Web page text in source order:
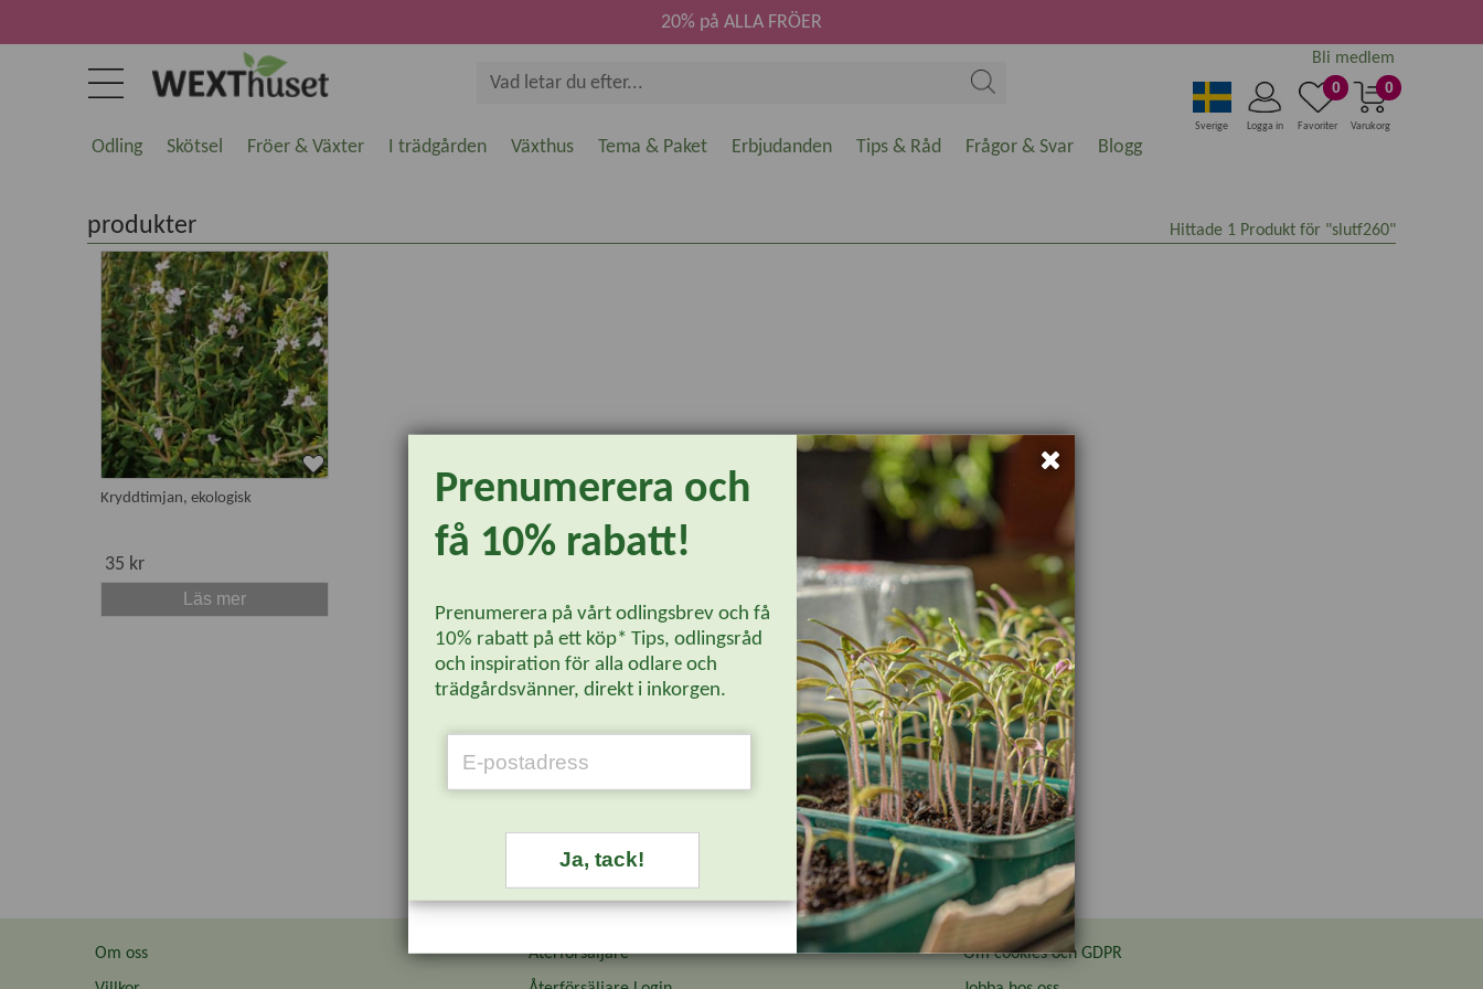
0
Varukorg
0
Favoriter
Logga in
Sverige
Bli medlem
20% på ALLA FRÖER
Odling Skötsel Fröer & Växter I trädgården Växthus Tema & Paket Erbjudanden Tips & Råd Frågor & Svar Blogg
produkter Hittade 1 Produkt för "slutf260"
Kryddtimjan, ekologisk
35 kr
Läs mer
Om oss
Återförsäljare
Om cookies och GDPR
Prenumerera och
få 10% rabatt!
Prenumerera på vårt odlingsbrev och få
10% rabatt på ett köp* Tips, odlingsråd
och inspiration för alla odlare och
trädgårdsvänner, direkt i inkorgen.
Ja, tack!